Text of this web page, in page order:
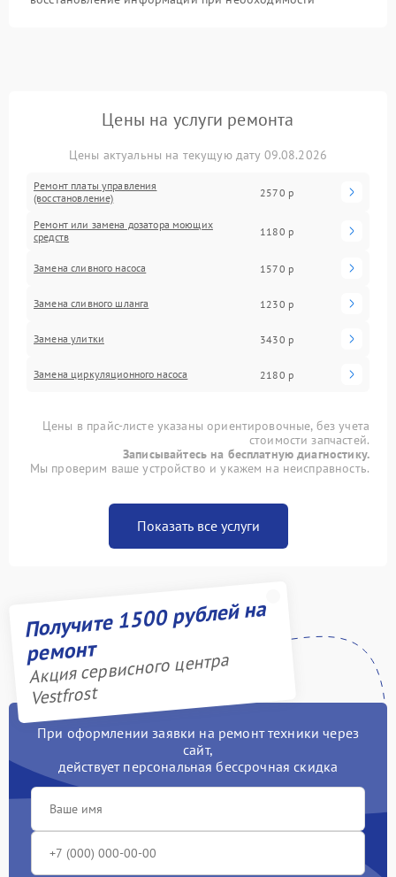
Цены на услуги ремонта
Цены актуальны на текущую дату 09.08.2026
Ремонт платы управления
(восстановление)
2570 р
Ремонт или замена дозатора моющих
средств
1180 р
Замена сливного насоса 1570 р
Замена сливного шланга 1230 р
Замена улитки 3430 р
Замена циркуляционного насоса 2180 р
Цены в прайс-листе указаны ориентировочные, без учета
стоимости запчастей.
Записывайтесь на бесплатную диагностику.
Мы проверим ваше устройство и укажем на неисправность.
Показать все услуги
Получите 1500 рублей на
ремонт
Акция сервисного центра
Vestfrost
При оформлении заявки на ремонт техники через
сайт,
действует персональная бессрочная скидка